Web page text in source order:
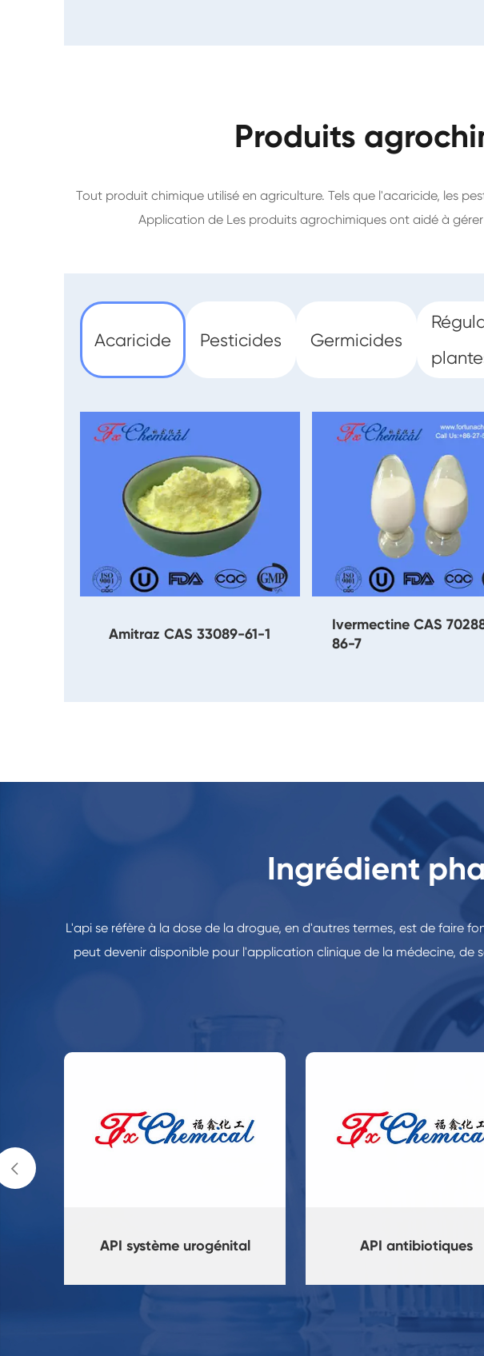
Produits
Tout produit chimique utilisé en agriculture. Tels que l'acaricide, les
Application de Les produits agrochimiques ont aidé à
Acaricide Pesticides Germicides
Amitraz CAS 33089-61-1
Ivermectine CAS
86-7
Ingrédient
L'api se réfère à la dose de la drogue, en d'autres termes, est de faire
peut devenir disponible pour l'application clinique de la médecine,

API système urogénital API antibiotiques